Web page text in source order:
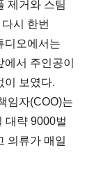
제거와 스팀
시 한번
디오에서는
서 주인공이
이 보였다.
임자(COO)는
대략 9000벌
의류가 매일